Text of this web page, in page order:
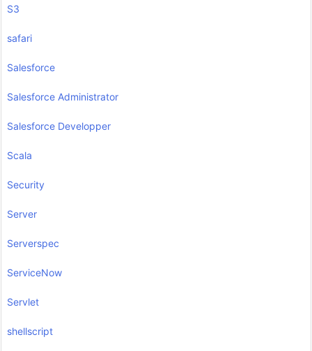
S3
safari
Salesforce
Salesforce Administrator
Salesforce Developper
Scala
Security
Server
Serverspec
ServiceNow
Servlet
shellscript